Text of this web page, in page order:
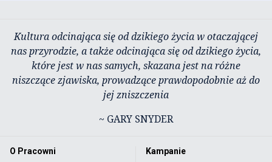
Kultura odcinająca się od dzikiego życia w otaczającej
nas przyrodzie, a także odcinająca się od dzikiego życia,
które jest w nas samych, skazana jest na różne
niszczące zjawiska, prowadzące prawdopodobnie aż do
jej zniszczenia
~ GARY SNYDER
O Pracowni
Kampanie